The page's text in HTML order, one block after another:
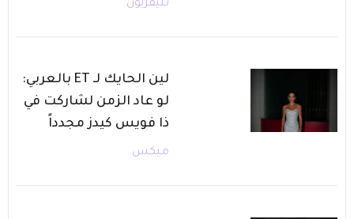
تليفزيون
لين الحايك لـ ET بالعربي:
لو عاد الزمن لشاركت في
ذا فويس كيدز مجدداً
ميكس